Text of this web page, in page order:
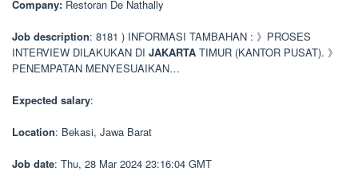
Company: Restoran De Nathally
Job description: 8181 ) INFORMASI TAMBAHAN : 》PROSES
INTERVIEW DILAKUKAN DI JAKARTA TIMUR (KANTOR PUSAT). 》
PENEMPATAN MENYESUAIKAN…
Expected salary:
Location: Bekasi, Jawa Barat
Job date: Thu, 28 Mar 2024 23:16:04 GMT